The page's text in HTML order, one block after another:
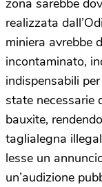
realizzata
miniera avrebbe
incontaminato,
indispensabili
state necessarie
bauxite,
taglialegna
lesse un
un’audizione